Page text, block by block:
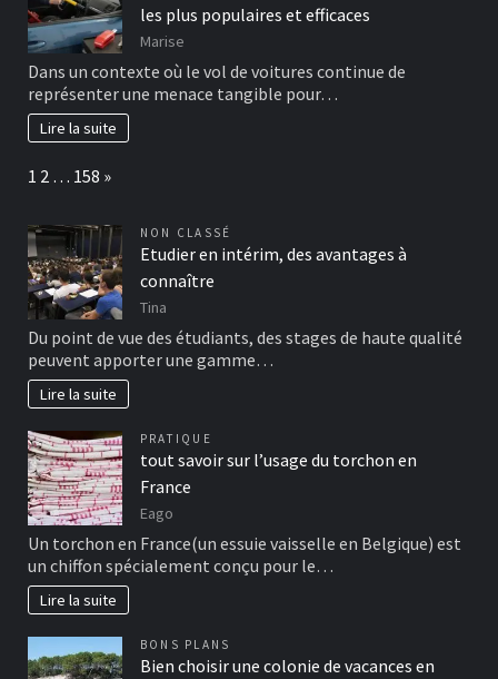
les plus populaires et efficaces
Marise
Dans un contexte où le vol de voitures continue de
représenter une menace tangible pour…
Lire la suite
Page:
1 2 … 158 Next
»
NON CLASSÉ
Etudier en intérim, des avantages à
connaître
Tina
Du point de vue des étudiants, des stages de haute qualité
peuvent apporter une gamme…
Lire la suite
PRATIQUE
tout savoir sur l’usage du torchon en
France
Eago
Un torchon en France(un essuie vaisselle en Belgique) est
un chiffon spécialement conçu pour le…
Lire la suite
BONS PLANS
Bien choisir une colonie de vacances en